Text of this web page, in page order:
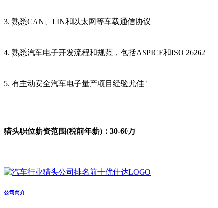
3. 熟悉CAN、LIN和以太网等车载通信协议
4. 熟悉汽车电子开发流程和规范，包括ASPICE和ISO 26262
5. 有主动安全汽车电子量产项目经验尤佳"
猎头职位薪资范围(税前年薪)：30-60万
公司简介